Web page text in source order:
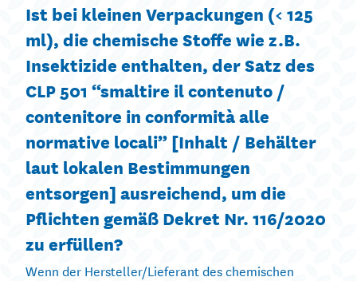
Ist bei kleinen Verpackungen (< 125
ml), die chemische Stoffe wie z.B.
Insektizide enthalten, der Satz des
CLP 501 “smaltire il contenuto /
contenitore in conformità alle
normative locali” [Inhalt / Behälter
laut lokalen Bestimmungen
entsorgen] ausreichend, um die
Pflichten gemäß Dekret Nr. 116/2020
zu erfüllen?
Wenn der Hersteller/Lieferant des chemischen